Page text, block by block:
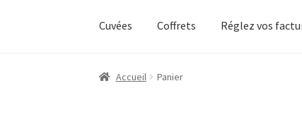
Cuvées Coffrets Réglez vos
Accueil Panier